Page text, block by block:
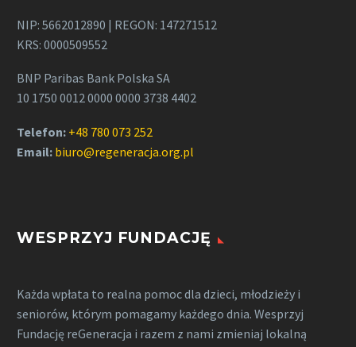
NIP: 5662012890 | REGON: 147271512
KRS: 0000509552
BNP Paribas Bank Polska SA
10 1750 0012 0000 0000 3738 4402
Telefon: +48 780 073 252
Email: biuro@regeneracja.org.pl
WESPRZYJ FUNDACJĘ
Każda wpłata to realna pomoc dla dzieci, młodzieży i
seniorów, którym pomagamy każdego dnia. Wesprzyj
Fundację reGeneracja i razem z nami zmieniaj lokalną